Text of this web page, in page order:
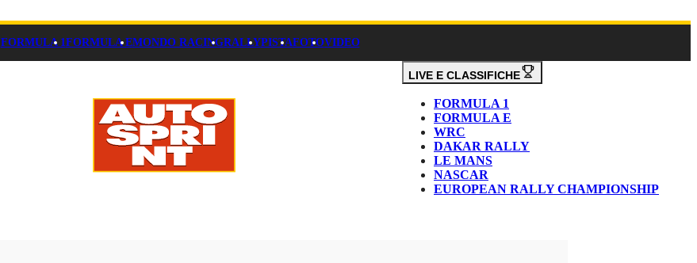
FORMULA 1FORMULA EMONDO RACINGRALLYPISTAFOTOVIDEO
LIVE E CLASSIFICHE
FORMULA 1
FORMULA E
WRC
DAKAR RALLY
LE MANS
NASCAR
EUROPEAN RALLY CHAMPIONSHIP